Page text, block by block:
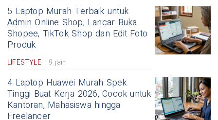
5 Laptop Murah Terbaik untuk
Admin Online Shop, Lancar Buka
Shopee, TikTok Shop dan Edit Foto
Produk
LIFESTYLE 9 jam
4 Laptop Huawei Murah Spek
Tinggi Buat Kerja 2026, Cocok untuk
Kantoran, Mahasiswa hingga
Freelancer